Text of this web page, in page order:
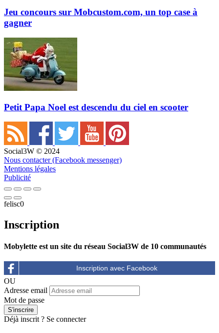
Jeu concours sur Mobcustom.com, un top case à
gagner
Petit Papa Noel est descendu du ciel en scooter
Social3W © 2024
Nous contacter (Facebook messenger)
Mentions légales
Publicité
felisc0
Inscription
Mobylette est un site du réseau Social3W de 10 communautés
OU
Adresse email
Mot de passe
Déjà inscrit ? Se connecter